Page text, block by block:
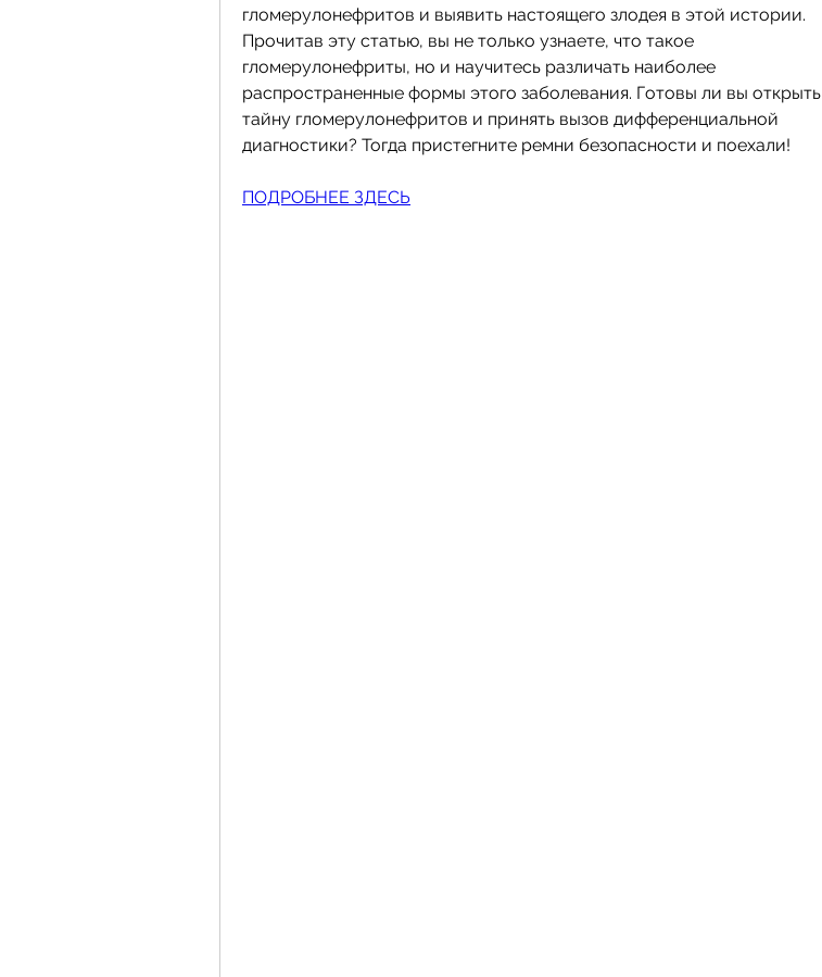
гломерулонефритов и выявить настоящего злодея в этой истории.
Прочитав эту статью, вы не только узнаете, что такое
гломерулонефриты, но и научитесь различать наиболее
распространенные формы этого заболевания. Готовы ли вы открыть
тайну гломерулонефритов и принять вызов дифференциальной
диагностики? Тогда пристегните ремни безопасности и поехали!
ПОДРОБНЕЕ ЗДЕСЬ